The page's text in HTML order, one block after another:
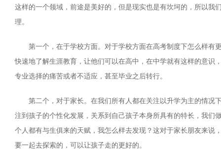
这样的一个领域，前途是美好的，但是现实也是有坎坷的，所以我
理。
第一个，在于学校方面。对于学校方面在高考制度下怎么样有
快速地了解生涯教育，让他们可以在高中，在中学就有这样的意识
专业选择的痛苦或者不适应，甚至毕业之后转行。
第二个，对于家长。在我们所有人都在关注以升学为主的情况
注到孩子的个性化发展，关系到自己孩子本身所具有的特长，我们
个人都有与生俱来的天赋，我怎么样去发现？这对于家长朋友来说
要一起去探索的，可以让孩子走的更好的。